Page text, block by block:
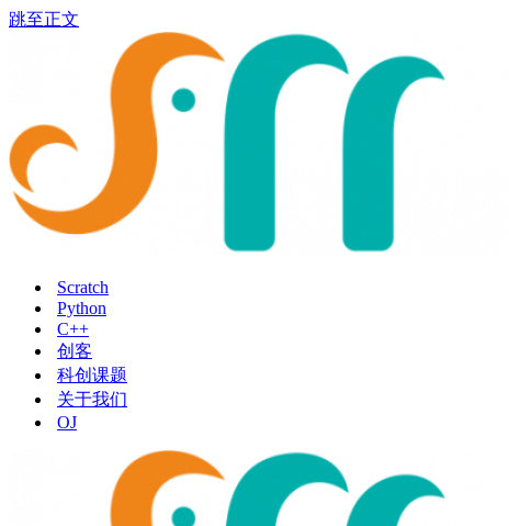
跳至正文
Scratch
Python
C++
创客
科创课题
关于我们
OJ